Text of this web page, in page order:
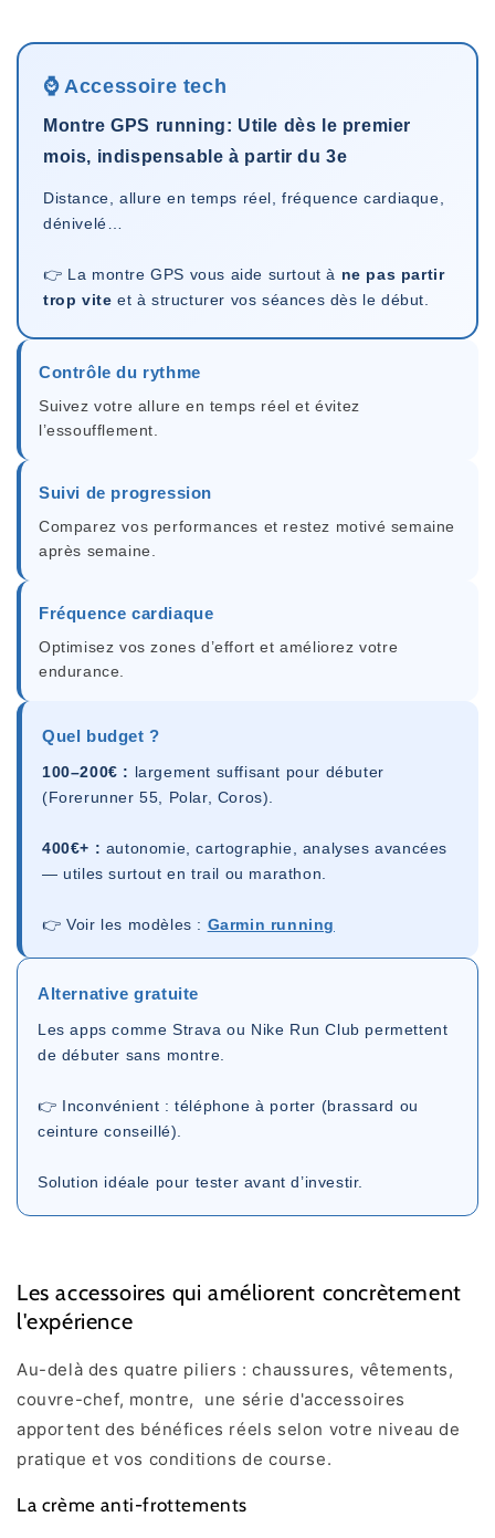
⌚ Accessoire tech
Montre GPS running: Utile dès le premier
mois, indispensable à partir du 3e
Distance, allure en temps réel, fréquence cardiaque,
dénivelé…
👉 La montre GPS vous aide surtout à ne pas partir
trop vite et à structurer vos séances dès le début.
Contrôle du rythme
Suivez votre allure en temps réel et évitez
l’essoufflement.
Suivi de progression
Comparez vos performances et restez motivé semaine
après semaine.
Fréquence cardiaque
Optimisez vos zones d’effort et améliorez votre
endurance.
Quel budget ?
100–200€ : largement suffisant pour débuter
(Forerunner 55, Polar, Coros).
400€+ : autonomie, cartographie, analyses avancées
— utiles surtout en trail ou marathon.
👉 Voir les modèles : Garmin running
Alternative gratuite
Les apps comme Strava ou Nike Run Club permettent
de débuter sans montre.
👉 Inconvénient : téléphone à porter (brassard ou
ceinture conseillé).
Solution idéale pour tester avant d’investir.
Les accessoires qui améliorent concrètement
l'expérience
Au-delà des quatre piliers : chaussures, vêtements,
couvre-chef, montre, une série d'accessoires
apportent des bénéfices réels selon votre niveau de
pratique et vos conditions de course.
La crème anti-frottements